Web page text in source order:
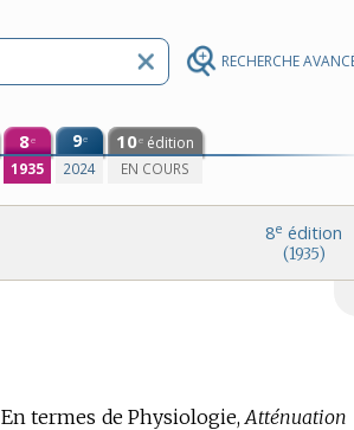
RECHERCHE
8e
1935
9e
2024
10e édition
EN COURS
8e édition
(1935)
Entermes de Physiologie, Atténuation